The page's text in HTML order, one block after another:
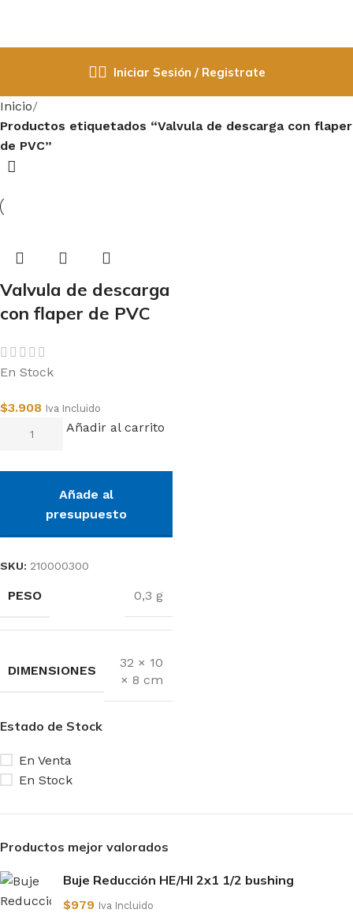
Iniciar Sesión / Registrate
Estado de Stock
En Venta
En Stock
Productos mejor valorados
Buje Reducción HE/HI 2x1 1/2 bushing
$979 Iva Incluido
Inicio
Productos etiquetados “Valvula de descarga con flaper
de PVC”
Valvula de descarga
con flaper de PVC
En Stock
$3.908 Iva Incluido
Añadir al carrito
Añade al
presupuesto
SKU: 210000300
PESO 0,3 g
DIMENSIONES
32 × 10
× 8 cm